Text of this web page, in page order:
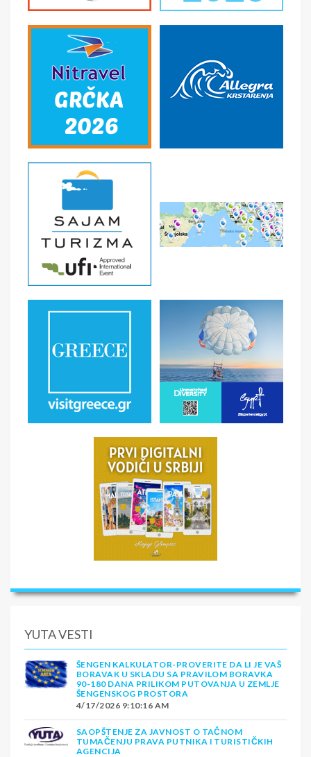
YUTA VESTI
ŠENGEN KALKULATOR-PROVERITE DA LI JE VAŠ
BORAVAK U SKLADU SA PRAVILOM BORAVKA
90-180 DANA PRILIKOM PUTOVANJA U ZEMLJE
ŠENGENSKOG PROSTORA
4/17/2026 9:10:16 AM
SAOPŠTENJE ZA JAVNOST O TAČNOM
TUMAČENJU PRAVA PUTNIKA I TURISTIČKIH
AGENCIJA